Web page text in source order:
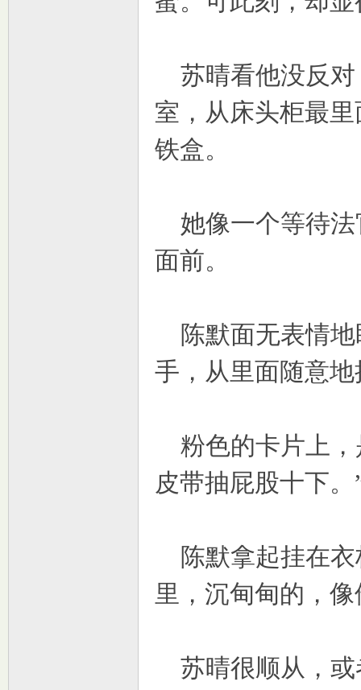
苏晴看他没反对
室，从床头柜最
铁盒。
她像一个等待法
面前。
陈默面无表情地
手，从里面随意
粉色的卡片上，
皮带抽屁股十下。
陈默拿起挂在衣
里，沉甸甸的，
苏晴很顺从，或